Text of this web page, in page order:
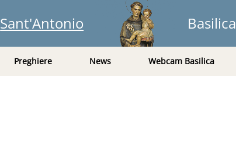
Sant'Antonio Basilica
Preghiere News Webcam Basilica